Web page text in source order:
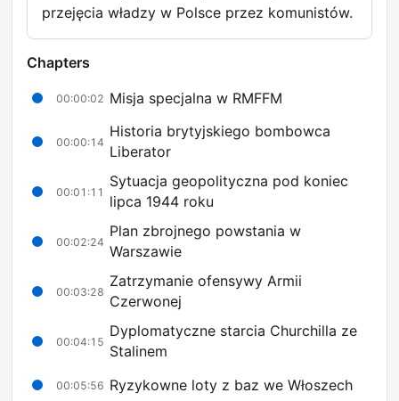
przejęcia władzy w Polsce przez komunistów.
Chapters
00:00:02 Misja specjalna w RMFFM
00:00:14
Historia brytyjskiego bombowca
Liberator
00:01:11
Sytuacja geopolityczna pod koniec
lipca 1944 roku
00:02:24
Plan zbrojnego powstania w
Warszawie
00:03:28
Zatrzymanie ofensywy Armii
Czerwonej
00:04:15
Dyplomatyczne starcia Churchilla ze
Stalinem
00:05:56 Ryzykowne loty z baz we Włoszech